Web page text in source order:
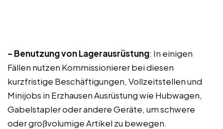
– Benutzung von Lagerausrüstung: In einigen
Fällen nutzen Kommissionierer bei diesen
kurzfristige Beschäftigungen, Vollzeitstellen und
Minijobs in Erzhausen Ausrüstung wie Hubwagen,
Gabelstapler oder andere Geräte, um schwere
oder großvolumige Artikel zu bewegen.